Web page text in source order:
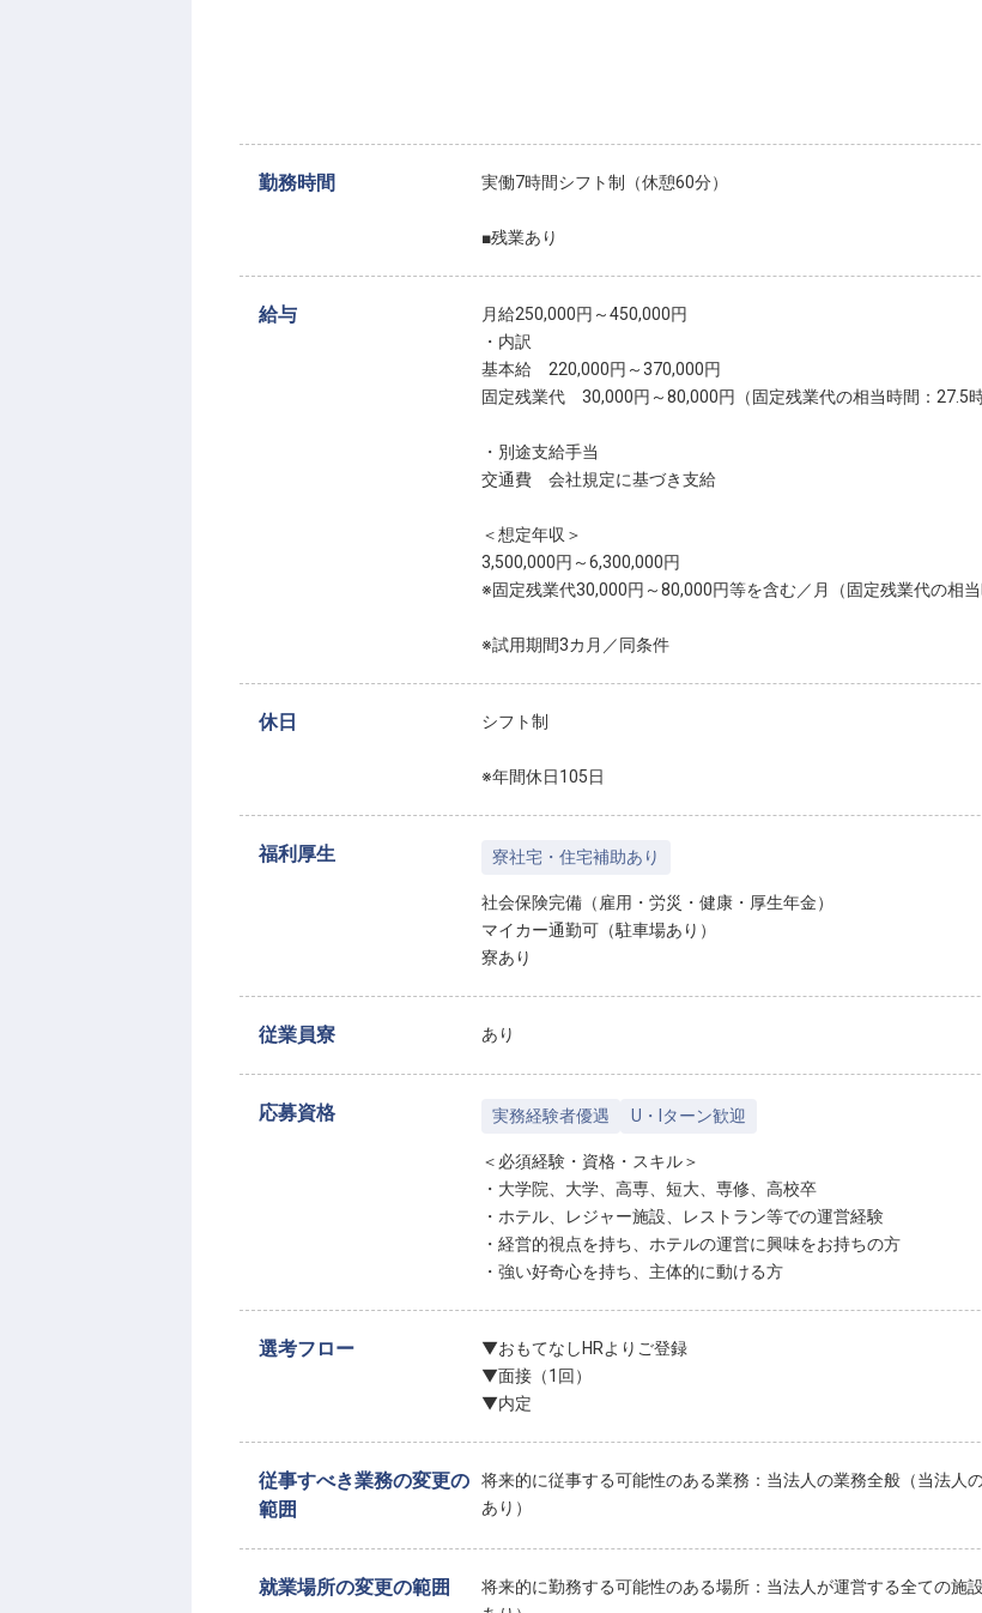
勤務時間 実働7時間シフト制（休憩60分）
■残業あり
給与
月給250,000円～450,000円
・内訳
基本給 220,000円～370,000円
固定残業代 30,000円～80,000円（固定残業代の相当時間：
・別途支給手当
交通費 会社規定に基づき支給
＜想定年収＞
3,500,000円～6,300,000円
※固定残業代30,000円～80,000円等を含む／月（固定残業代の相当
※試用期間3カ月／同条件
休日 シフト制
※年間休日105日
福利厚生 寮社宅・住宅補助あり
社会保険完備（雇用・労災・健康・厚生年金）
マイカー通勤可（駐車場あり）
寮あり
従業員寮 あり
応募資格 実務経験者優遇 U・Iターン歓迎
＜必須経験・資格・スキル＞
・大学院、大学、高専、短大、専修、高校卒
・ホテル、レジャー施設、レストラン等での運営経験
・経営的視点を持ち、ホテルの運営に興味をお持ちの方
・強い好奇心を持ち、主体的に動ける方
選考フロー
▼おもてなしHRよりご登録
▼面接（1回）
▼内定
従事すべき業務の変更の
範囲
将来的に従事する可能性のある業務：当法人の業務全般（当法人
あり）
就業場所の変更の範囲
将来的に勤務する可能性のある場所：当法人が運営する全ての施